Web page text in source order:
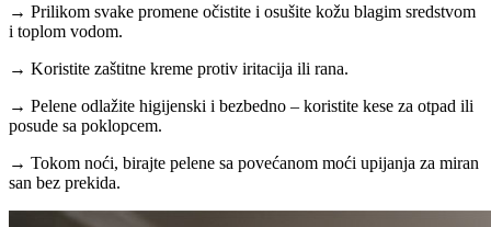
→ Prilikom svake promene očistite i osušite kožu blagim sredstvom
i toplom vodom.
→ Koristite zaštitne kreme protiv iritacija ili rana.
→ Pelene odlažite higijenski i bezbedno – koristite kese za otpad ili
posude sa poklopcem.
→ Tokom noći, birajte pelene sa povećanom moći upijanja za miran
san bez prekida.